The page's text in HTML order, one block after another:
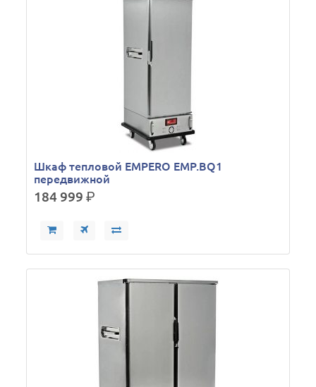
Шкаф тепловой EMPERO EMP.BQ1
передвижной
184 999р.